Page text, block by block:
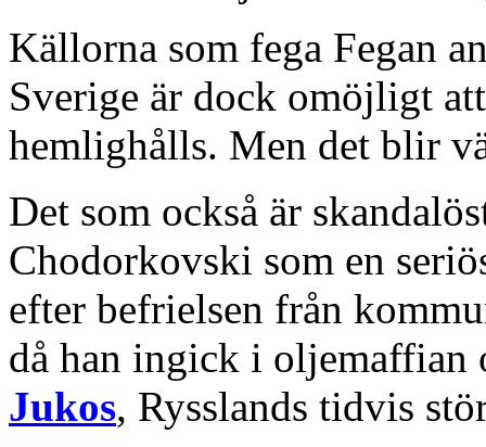
Källorna som fega Fegan
Sverige är dock omöjligt
hemlighålls. Men det blir
Det som också är
Chodorkovski som en
efter befrielsen från
då han ingick i oljemaffian
Jukos, Rysslands tidvis